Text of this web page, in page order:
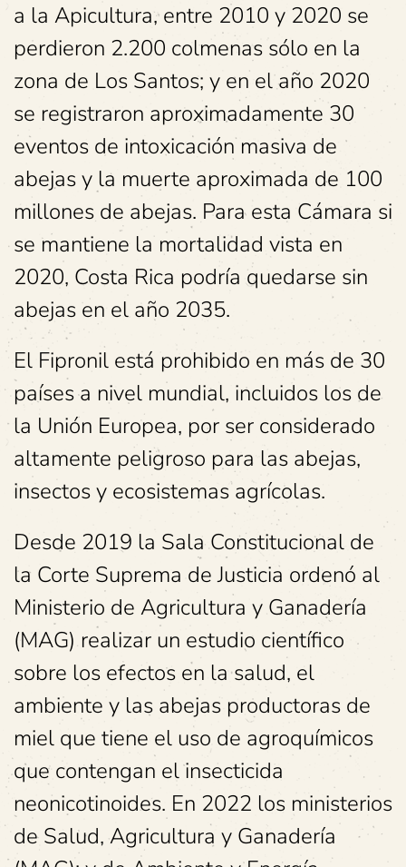
a la Apicultura, entre 2010 y 2020 se
perdieron 2.200 colmenas sólo en la
zona de Los Santos; y en el año 2020
se registraron aproximadamente 30
eventos de intoxicación masiva de
abejas y la muerte aproximada de 100
millones de abejas. Para esta Cámara si
se mantiene la mortalidad vista en
2020, Costa Rica podría quedarse sin
abejas en el año 2035.
El Fipronil está prohibido en más de 30
países a nivel mundial, incluidos los de
la Unión Europea, por ser considerado
altamente peligroso para las abejas,
insectos y ecosistemas agrícolas.
Desde 2019 la Sala Constitucional de
la Corte Suprema de Justicia ordenó al
Ministerio de Agricultura y Ganadería
(MAG) realizar un estudio científico
sobre los efectos en la salud, el
ambiente y las abejas productoras de
miel que tiene el uso de agroquímicos
que contengan el insecticida
neonicotinoides. En 2022 los ministerios
de Salud, Agricultura y Ganadería